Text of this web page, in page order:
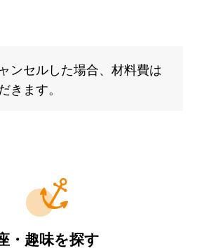
ンセルした場合、材料費は
きます。
・趣味を探す